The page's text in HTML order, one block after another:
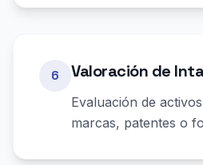
6 Valoración de
Evaluación de
marcas, patentes o